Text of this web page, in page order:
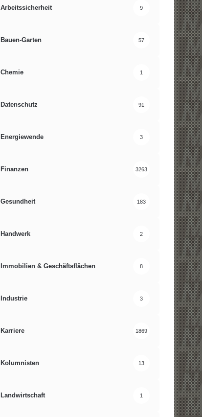
Arbeitssicherheit 9
Bauen-Garten 57
Chemie 1
Datenschutz 91
Energiewende 3
Finanzen 3263
Gesundheit 183
Handwerk 2
Immobilien & Geschäftsflächen 8
Industrie 3
Karriere 1869
Kolumnisten 13
Landwirtschaft 1